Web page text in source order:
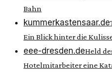
Bahn
kummerkastensaar.de
Ein Blick hinter die
eee-dresden.deHeld
Hotelmitarbeiter eine